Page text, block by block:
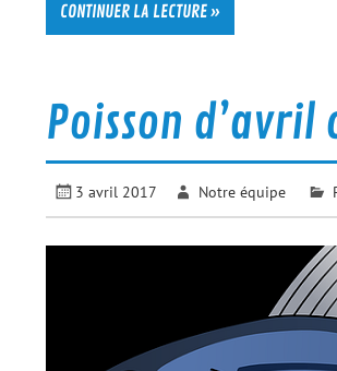
CONTINUER LA LECTURE »
Poisson
3 avril 2017 Notre équipe